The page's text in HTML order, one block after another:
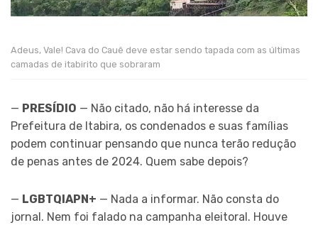
Adeus, Vale! Cava do Cauê deve estar sendo tapada com as últimas
camadas de itabirito que sobraram
— PRESÍDIO — Não citado, não há interesse da
Prefeitura de Itabira, os condenados e suas famílias
podem continuar pensando que nunca terão redução
de penas antes de 2024. Quem sabe depois?
— LGBTQIAPN+ — Nada a informar. Não consta do
jornal. Nem foi falado na campanha eleitoral. Houve